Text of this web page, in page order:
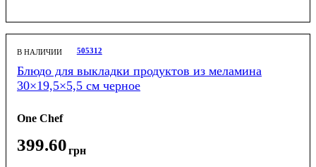
В НАЛИЧИИ 505312
Блюдо для выкладки продуктов из меламина
30×19,5×5,5 см черное
One Chef
399.60грн